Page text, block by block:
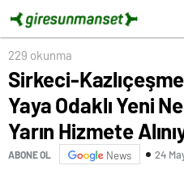
229 okunma
Sirkeci-
Yaya Odaklı Yeni
Yarın Hizmete
ABONE OL News 24